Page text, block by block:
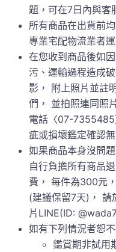
題，可在7日內與客
所有商品在出貨前
專業宅配物流業者運
在您收到商品後如
污、運輸過程造成
影， 附上照片並註
們， 並拍照連同照
電話〈07-7355485
疵或損壞鑑定確認
如果商品本身沒問
自行負擔所有商品
費， 每件為300元
(建議保留7天)， 請
片LINE(ID:
如有下列情況者恕
鑑賞期非試用